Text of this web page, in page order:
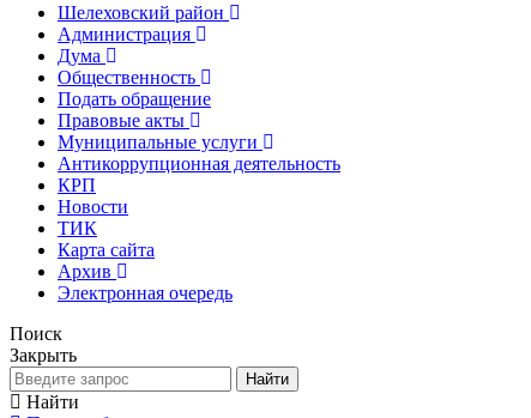
Шелеховский район
Администрация
Дума
Общественность
Подать обращение
Правовые акты
Муниципальные услуги
Антикоррупционная деятельность
КРП
Новости
ТИК
Карта сайта
Архив
Электронная очередь
Поиск
Закрыть
Найти
Найти